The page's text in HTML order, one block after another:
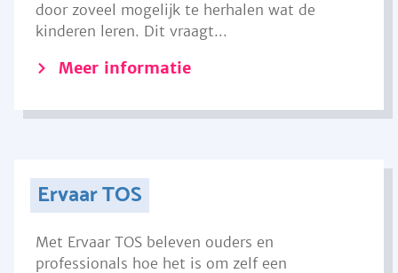
door zoveel mogelijk te herhalen wat de
kinderen leren. Dit vraagt...
Meer informatie
Ervaar TOS
Met Ervaar TOS beleven ouders en
professionals hoe het is om zelf een